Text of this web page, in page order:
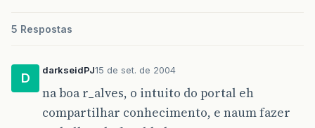
5 Respostas
D
darkseidPJ15 de set. de 2004
na boa r_alves, o intuito do portal eh
compartilhar conhecimento, e naum fazer